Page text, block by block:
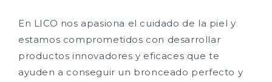
En LICO nos apasiona el cuidado de la piel y
estamos comprometidos con desarrollar
productos innovadores y eficaces que te
ayuden a conseguir un bronceado perfecto y